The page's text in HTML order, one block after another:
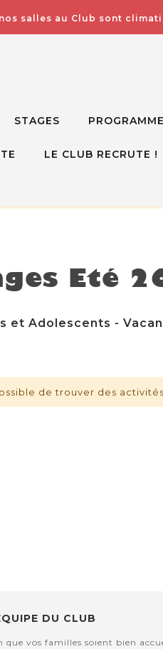
nos salles au Club sont
STAGES
LE CLUB RECRUTE !
mais voici d'autres options
Eté
et Adolescents -
de trouver des
DU CLUB
que vos familles soient bien